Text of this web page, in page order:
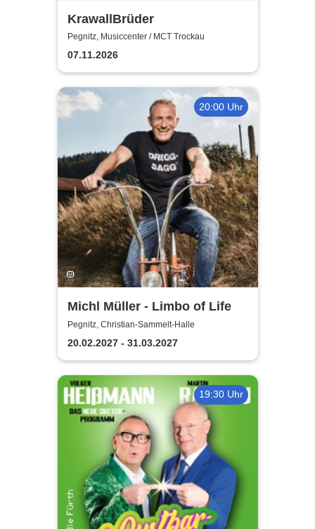
KrawallBrüder
Pegnitz, Musiccenter / MCT Trockau
07.11.2026
20:00 Uhr
Michl Müller - Limbo of Life
Pegnitz, Christian-Sammelt-Halle
20.02.2027 - 31.03.2027
19:30 Uhr